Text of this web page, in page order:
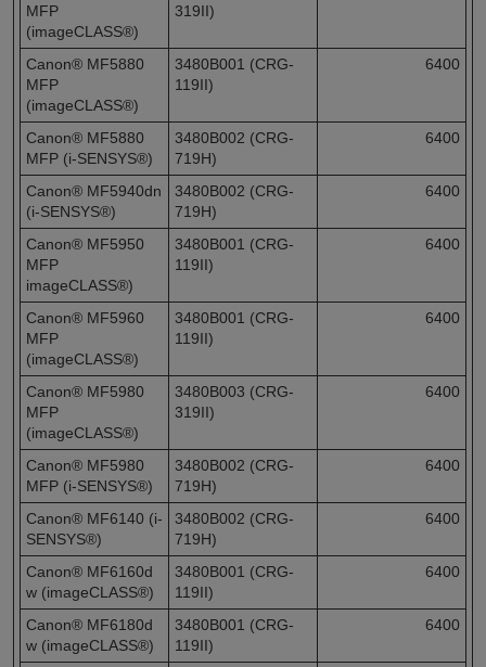
MFP
(imageCLASS®)
319II)
Canon® MF5880
MFP
(imageCLASS®)
3480B001 (CRG-
119II)
6400
Canon® MF5880
MFP (i-SENSYS®)
3480B002 (CRG-
719H)
6400
Canon® MF5940dn
(i-SENSYS®)
3480B002 (CRG-
719H)
6400
Canon® MF5950
MFP
imageCLASS®)
3480B001 (CRG-
119II)
6400
Canon® MF5960
MFP
(imageCLASS®)
3480B001 (CRG-
119II)
6400
Canon® MF5980
MFP
(imageCLASS®)
3480B003 (CRG-
319II)
6400
Canon® MF5980
MFP (i-SENSYS®)
3480B002 (CRG-
719H)
6400
Canon® MF6140 (i-
SENSYS®)
3480B002 (CRG-
719H)
6400
Canon® MF6160d
w (imageCLASS®)
3480B001 (CRG-
119II)
6400
Canon® MF6180d
w (imageCLASS®)
3480B001 (CRG-
119II)
6400